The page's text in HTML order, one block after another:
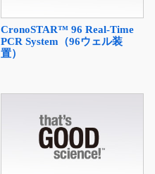
CronoSTAR™ 96 Real-Time
PCR System（96ウェル装
置）